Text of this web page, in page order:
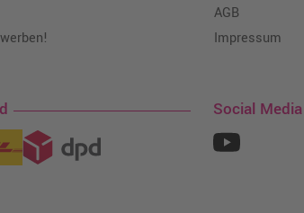
AGB
Impressum
Social Media